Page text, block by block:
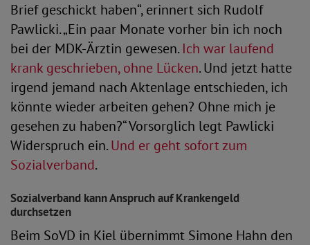
Brief geschickt haben“, erinnert sich Rudolf
Pawlicki. „Ein paar Monate vorher bin ich noch
bei der MDK-Ärztin gewesen. Ich war laufend
krank geschrieben, ohne Lücken. Und jetzt hatte
irgend jemand nach Aktenlage entschieden, ich
könnte wieder arbeiten gehen? Ohne mich je
gesehen zu haben?“ Vorsorglich legt Pawlicki
Widerspruch ein.Und er geht sofort zum
Sozialverband.
Sozialverband kann Anspruch auf Krankengeld
durchsetzen
Beim SoVD in Kiel übernimmt Simone Hahn den